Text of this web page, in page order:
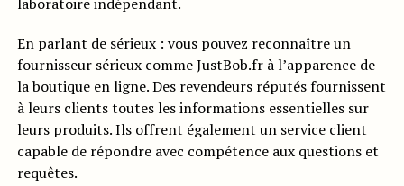
En parlant de sérieux : vous pouvez reconnaître un
fournisseur sérieux comme JustBob.fr à l’apparence de
la boutique en ligne. Des revendeurs réputés fournissent
à leurs clients toutes les informations essentielles sur
leurs produits. Ils offrent également un service client
capable de répondre avec compétence aux questions et
requêtes.